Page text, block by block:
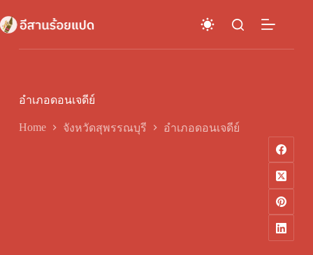
to
content
อำเภอดอนเจดีย์
Home จังหวัดสุพรรณบุรี อำเภอดอนเจดีย์